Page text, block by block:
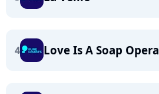
4 Love Is A Soap Opera